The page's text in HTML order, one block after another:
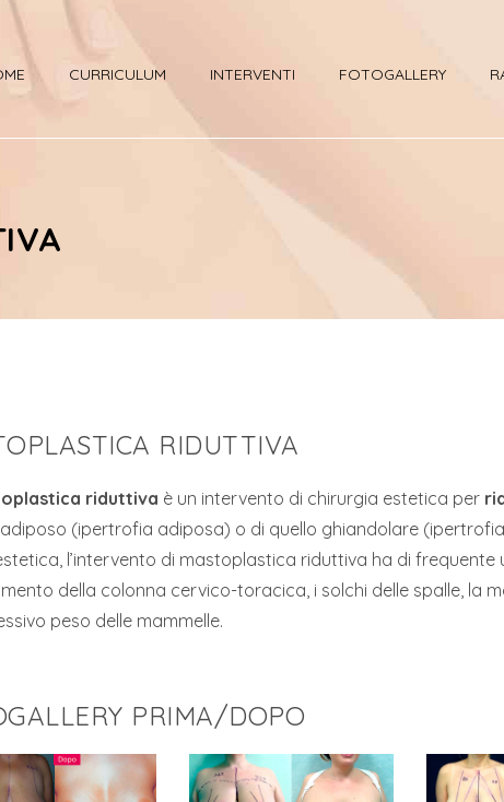
CURRICULUM INTERVENTI FOTOGALLERY
RIDUTTIVA
riduttiva è un intervento di chirurgia estetica per
(ipertrofia adiposa) o di quello ghiandolare
l’intervento di mastoplastica riduttiva ha di frequente
della colonna cervico-toracica, i solchi delle spalle, la
peso delle mammelle.
PRIMA/DOPO